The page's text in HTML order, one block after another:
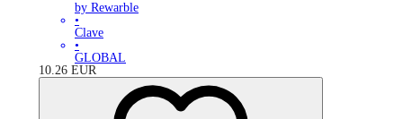
by Rewarble
•
Clave
•
GLOBAL
10.26 EUR